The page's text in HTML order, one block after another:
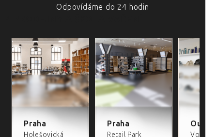
Odpovídáme do 24 hodin
Praha
Holešovická
Praha
Retail Park Volta